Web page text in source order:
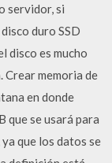
servidor, si
duro SSD
disco es mucho
Crear memoria de
en donde
que se usará para
que los datos se